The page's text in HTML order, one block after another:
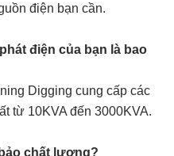
điện bạn cần.
điện của bạn là bao
Digging cung cấp các
từ 10KVA đến 3000KVA.
chất lượng?